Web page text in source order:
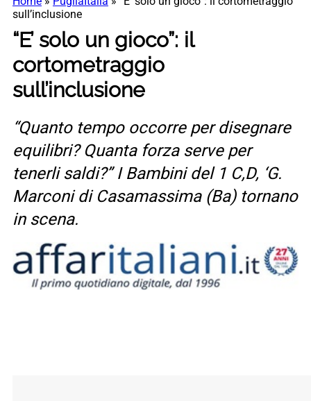
sull’inclusione
“E’ solo un gioco”: il
cortometraggio
sull’inclusione
“Quanto tempo occorre per disegnare
equilibri? Quanta forza serve per
tenerli saldi?” I Bambini del 1 C,D, ‘G.
Marconi di Casamassima (Ba) tornano
in scena.